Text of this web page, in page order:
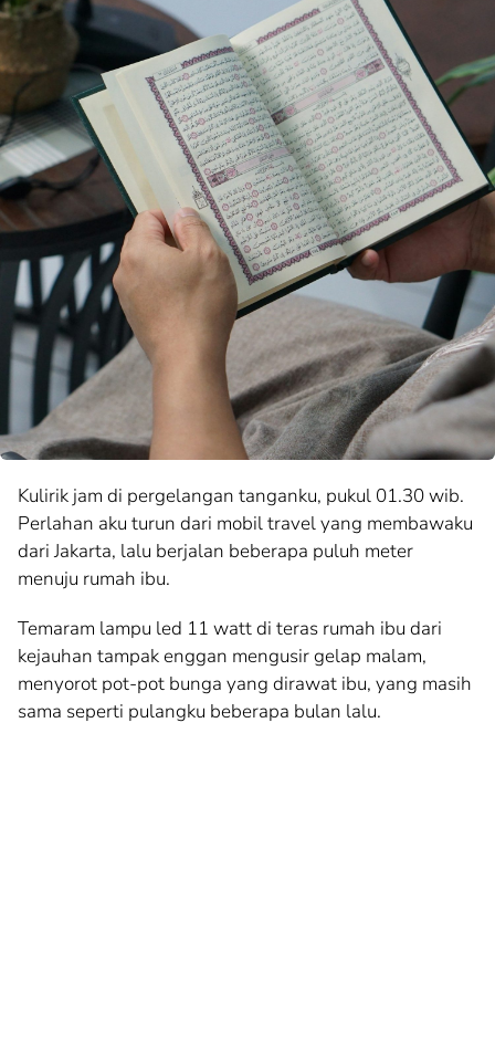
Kulirik jam di pergelangan tanganku, pukul 01.30 wib.
Perlahan aku turun dari mobil travel yang membawaku
dari Jakarta, lalu berjalan beberapa puluh meter
menuju rumah ibu.
Temaram lampu led 11 watt di teras rumah ibu dari
kejauhan tampak enggan mengusir gelap malam,
menyorot pot-pot bunga yang dirawat ibu, yang masih
sama seperti pulangku beberapa bulan lalu.